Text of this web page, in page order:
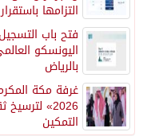
التزامها
فتح باب
اليونسكو
بالرياض
غرفة مكة
2026»
التمكين